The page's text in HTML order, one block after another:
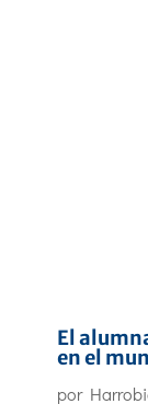
El
en el
por